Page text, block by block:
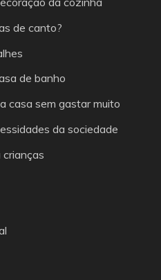
de canto?
de banho
casa sem gastar muito
da sociedade